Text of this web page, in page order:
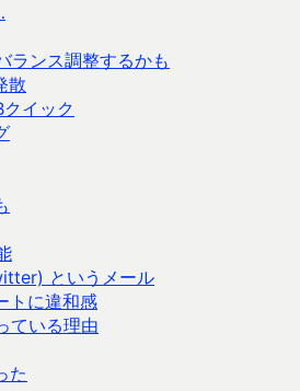
ランス調整するかも
散
イック
というメール
トに違和感
ている理由
た